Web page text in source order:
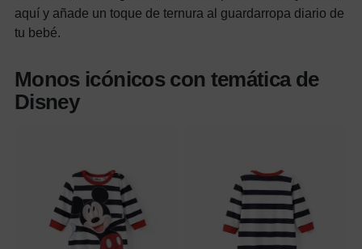
aquí y añade un toque de ternura al guardarropa diario de
tu bebé.
Monos icónicos con temática de
Disney